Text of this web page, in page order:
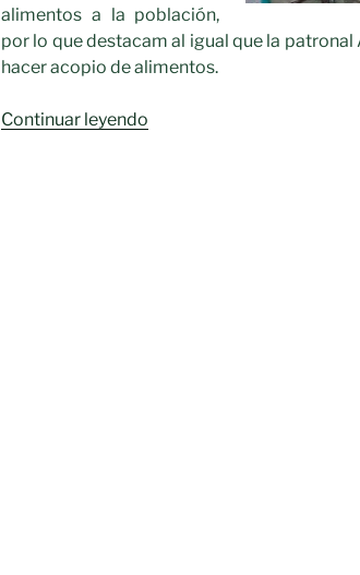
alimentos a la población,
por lo que destacam al igual que la patronal
hacer acopio de alimentos.
Continuar leyendo